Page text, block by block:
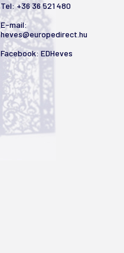
Tel:+36 36 521 480
E-mail:
heves@europedirect.hu
Facebook: EDHeves